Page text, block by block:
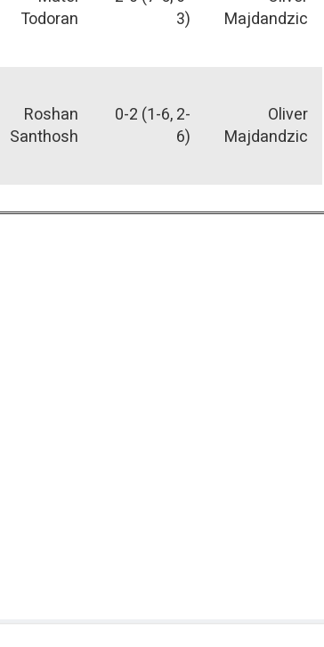
Todoran
3)
Majdandzic
Roshan
Santhosh
0-2 (1-6, 2-
6)
Oliver
Majdandzic